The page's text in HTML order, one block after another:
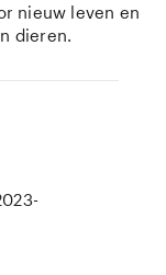
nieuw leven en
dieren.